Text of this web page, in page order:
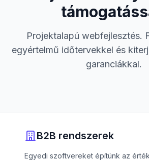
Projektalapú webfejlesztés.
egyértelmű időtervekkel és
garanciákkal.
B2B rendszerek
Egyedi szoftvereket építünk az